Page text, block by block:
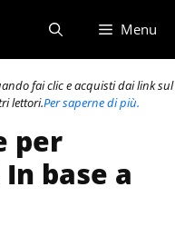
Menu
fai clic e acquisti dai link sul
lettori.Per saperne di più.
per
base a